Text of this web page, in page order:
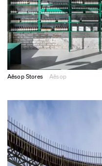
Aēsop Stores Aēsop